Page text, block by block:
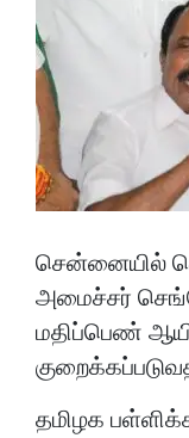
சென்னையில்
அமைச்சர்
மதிப்பெண்
தமிழக